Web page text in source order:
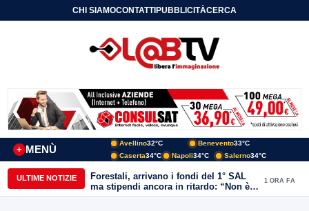
CHI SIAMOCONTATTIPUBBLICITÀCERCA
MENÙ
+
Avellino32°C Benevento33°C
Caserta34°C Napoli34°C Salerno34°C
ULTIME NOTIZIE
Forestali, arrivano i fondi del 1° SAL
ma stipendi ancora in ritardo: “Non è
più sostenibile”
1 ORA FA